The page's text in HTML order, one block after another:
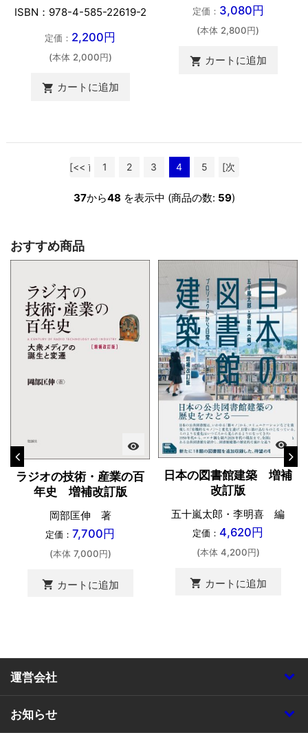
ISBN：978-4-585-22619-2
定価： 2,200円
(本体 2,000円)
 カートに追加
定価： 3,080円
(本体 2,800円)
 カートに追加
[<< 前
1 2 3 4 5
[次
37から48 を表示中 (商品の数: 59)
おすすめ商品
visibility
ラジオの技術・産業の百
年史 増補改訂版
岡部匡伸 著
定価： 7,700円
(本体 7,000円)
shopping_cart カートに追加
visibility
日本の図書館建築 増補
改訂版
五十嵐太郎・李明喜 編
定価： 4,620円
(本体 4,200円)
shopping_cart カートに追加
運営会社
お知らせ